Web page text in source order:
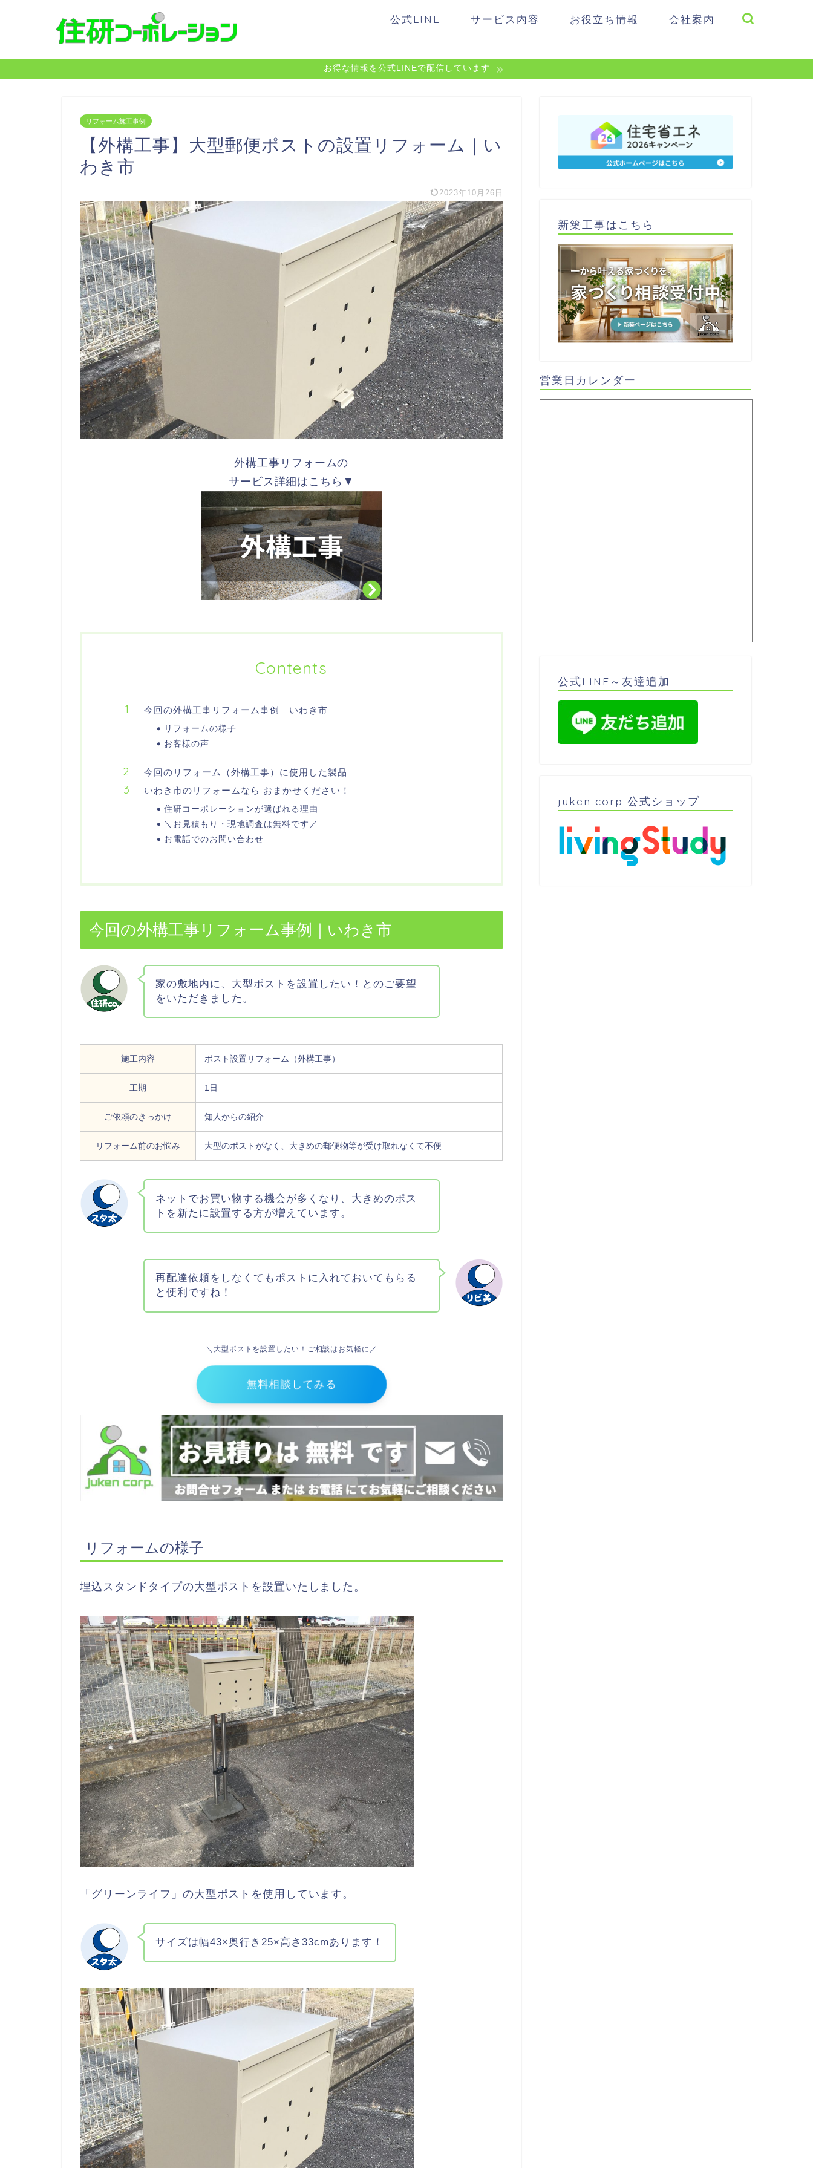
公式LINE サービス内容 お役立ち情報 会社案内
お得な情報を公式LINEで配信しています
リフォーム施工事例
【外構工事】大型郵便ポストの設置リフォーム｜い
わき市
2023年10月26日
外構工事リフォームの
サービス詳細はこちら▼
Contents
今回の外構工事リフォーム事例｜いわき市
リフォームの様子
お客様の声
今回のリフォーム（外構工事）に使用した製品
いわき市のリフォームなら おまかせください！
住研コーポレーションが選ばれる理由
＼お見積もり・現地調査は無料です／
お電話でのお問い合わせ
今回の外構工事リフォーム事例｜いわき市
家の敷地内に、大型ポストを設置したい！とのご要望
をいただきました。
施工内容 ポスト設置リフォーム（外構工事）
工期 1日
ご依頼のきっかけ 知人からの紹介
リフォーム前のお悩み 大型のポストがなく、大きめの郵便物等が受け取れなくて不便
ネットでお買い物する機会が多くなり、大きめのポス
トを新たに設置する方が増えています。
再配達依頼をしなくてもポストに入れておいてもらる
と便利ですね！
＼大型ポストを設置したい！ご相談はお気軽に／
無料相談してみる
リフォームの様子
埋込スタンドタイプの大型ポストを設置いたしました。
「グリーンライフ」の大型ポストを使用しています。
サイズは幅43×奥行き25×高さ33cmあります！
新築工事はこちら
営業日カレンダー
公式LINE～友達追加
juken corp 公式ショップ